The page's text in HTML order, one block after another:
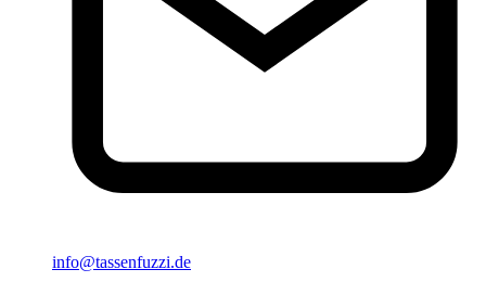
info@tassenfuzzi.de